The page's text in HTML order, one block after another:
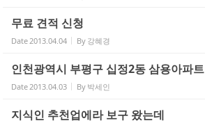
무료 견적 신청
Date 2013.04.04 By 강혜경
인천광역시 부평구 십정2동 삼용아파트
Date 2013.04.03 By 박세인
지식인 추천업에라 보구 왔는데